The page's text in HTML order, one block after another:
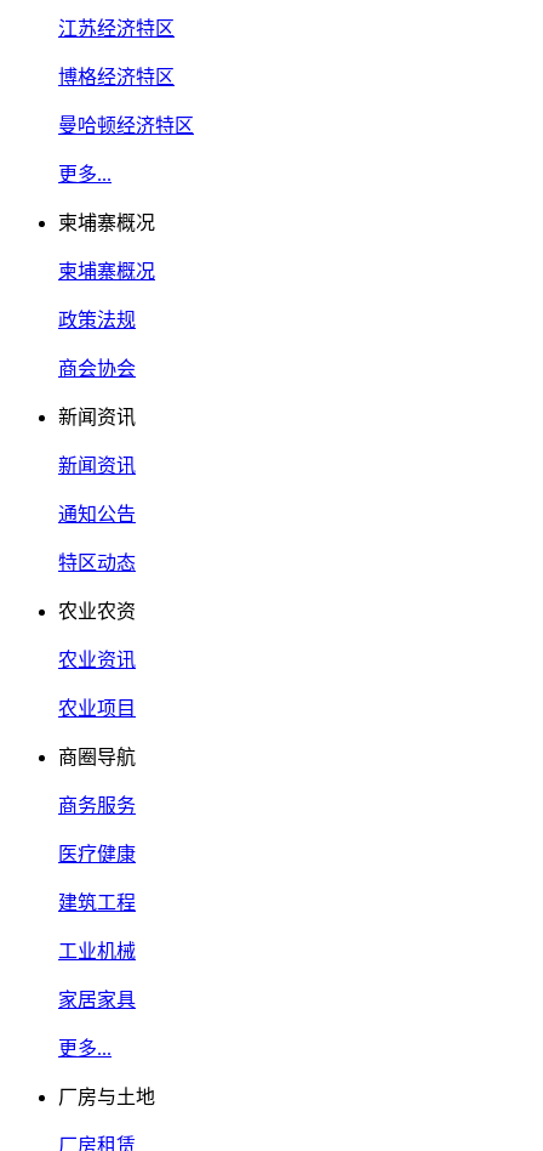
江苏经济特区
博格经济特区
曼哈顿经济特区
更多...
柬埔寨概况
柬埔寨概况
政策法规
商会协会
新闻资讯
新闻资讯
通知公告
特区动态
农业农资
农业资讯
农业项目
商圈导航
商务服务
医疗健康
建筑工程
工业机械
家居家具
更多...
厂房与土地
厂房租赁